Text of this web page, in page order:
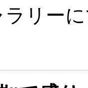
リー